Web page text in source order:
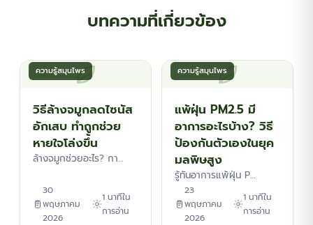
บทความที่เกี่ยวข้อง
ความรู้สมุนไพร
วิธีล้างจมูกลดไซนัส
อักเสบ ทำถูกช่วย
หายใจโล่งขึ้น
ล้างจมูกช่วยอะไร? กา…
30
พฤษภาคม
2026
1 นาทีใน
การอ่าน
ความรู้สมุนไพร
แพ้ฝุ่น PM2.5 มี
อาการอะไรบ้าง? วิธี
ป้องกันตัวเองในยุค
มลพิษสูง
รู้ทันอาการแพ้ฝุ่น P…
23
พฤษภาคม
2026
1 นาทีใน
การอ่าน